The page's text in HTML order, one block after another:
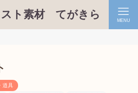
スト素材 てがきら MENU
道具